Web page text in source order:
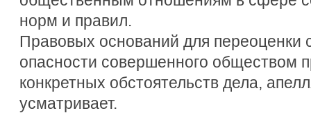
норм и правил.
Правовых оснований для переоценки
опасности совершенного обществом
конкретных обстоятельств дела,
усматривает.